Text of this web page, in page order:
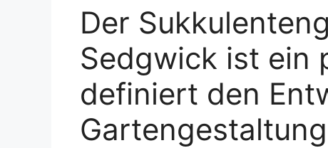
Der
Sedgwick ist ein
definiert den